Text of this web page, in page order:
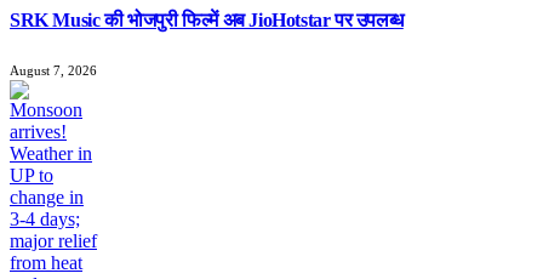
SRK Music की भोजपुरी फिल्में अब JioHotstar पर उपलब्ध
August 7, 2026